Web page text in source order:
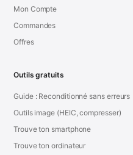
Mon Compte
Commandes
Offres
Outils gratuits
Guide : Reconditionné sans erreurs
Outils image (HEIC, compresser)
Trouve ton smartphone
Trouve ton ordinateur